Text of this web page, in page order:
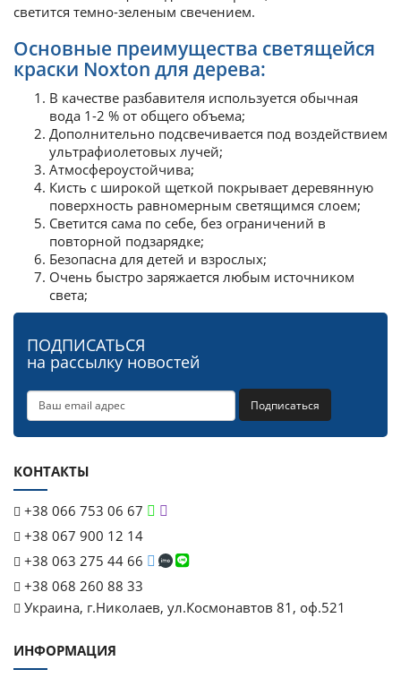
светится темно-зеленым свечением.
Основные преимущества светящейся
краски Noxton для дерева:
В качестве разбавителя используется обычная
вода 1-2 % от общего объема;
Дополнительно подсвечивается под воздействием
ультрафиолетовых лучей;
Атмосфероустойчива;
Кисть с широкой щеткой покрывает деревянную
поверхность равномерным светящимся слоем;
Светится сама по себе, без ограничений в
повторной подзарядке;
Безопасна для детей и взрослых;
Очень быстро заряжается любым источником
света;
ПОДПИСАТЬСЯ
на рассылку новостей
Подписаться
КОНТАКТЫ
+38 066 753 06 67
+38 067 900 12 14
+38 063 275 44 66
+38 068 260 88 33
Украина, г.Николаев, ул.Космонавтов 81, оф.521
ИНФОРМАЦИЯ